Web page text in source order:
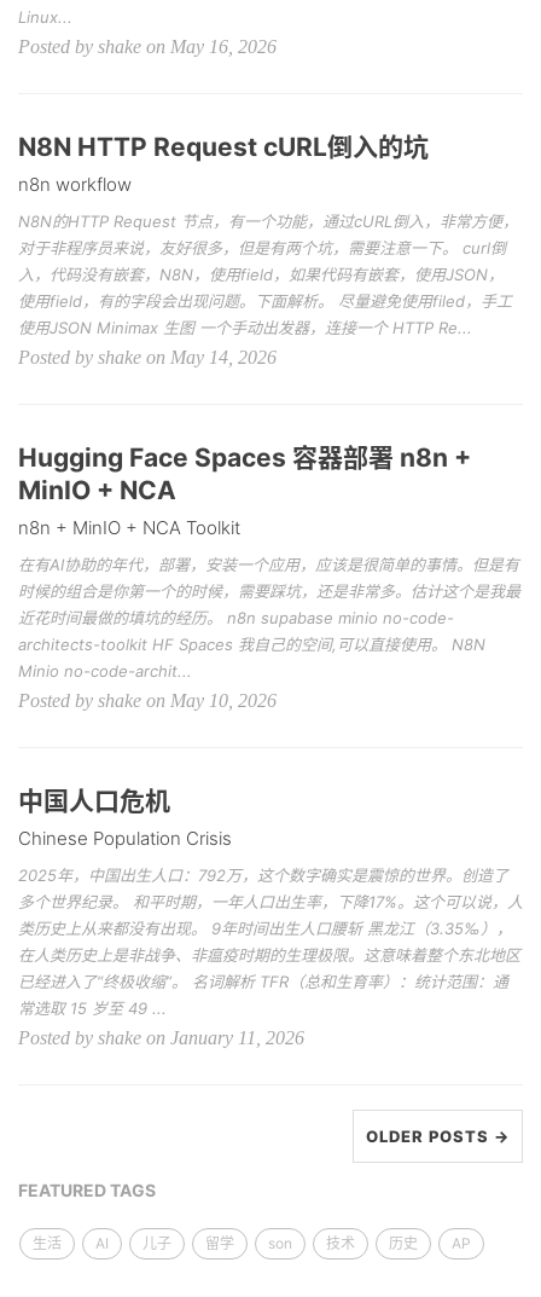
Linux...
Posted by shake on May 16, 2026
N8N HTTP Request cURL倒入的坑
n8n workflow
N8N的HTTP Request 节点，有一个功能，通过cURL倒入，非常方便，
对于非程序员来说，友好很多，但是有两个坑，需要注意一下。 curl倒
入，代码没有嵌套，N8N，使用field，如果代码有嵌套，使用JSON，
使用field，有的字段会出现问题。下面解析。 尽量避免使用filed，手工
使用JSON Minimax 生图 一个手动出发器，连接一个 HTTP Re...
Posted by shake on May 14, 2026
Hugging Face Spaces 容器部署 n8n +
MinIO + NCA
n8n + MinIO + NCA Toolkit
在有AI协助的年代，部署，安装一个应用，应该是很简单的事情。但是有
时候的组合是你第一个的时候，需要踩坑，还是非常多。估计这个是我最
近花时间最做的填坑的经历。 n8n supabase minio no-code-
architects-toolkit HF Spaces 我自己的空间,可以直接使用。 N8N
Minio no-code-archit...
Posted by shake on May 10, 2026
中国人口危机
Chinese Population Crisis
2025年，中国出生人口：792万，这个数字确实是震惊的世界。创造了
多个世界纪录。 和平时期，一年人口出生率，下降17%。这个可以说，人
类历史上从来都没有出现。 9年时间出生人口腰斩 黑龙江（3.35‰），
在人类历史上是非战争、非瘟疫时期的生理极限。这意味着整个东北地区
已经进入了“终极收缩”。 名词解析 TFR（总和生育率）：统计范围：通
常选取 15 岁至 49 ...
Posted by shake on January 11, 2026
OLDER POSTS →
FEATURED TAGS
生活 AI 儿子 留学 son 技术 历史 AP